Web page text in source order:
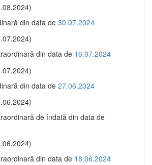
din data de 30.07.2024
din data de 16.07.2024
din data de 27.06.2024
de îndată din data de
din data de 18.06.2024